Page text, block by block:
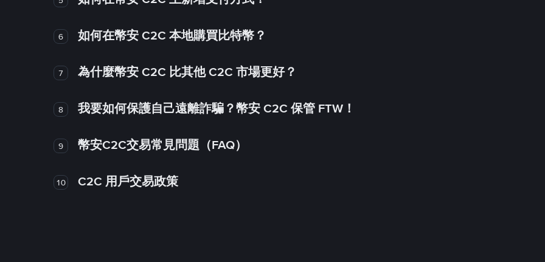
6 如何在幣安 C2C 本地購買比特幣？
7 為什麼幣安 C2C 比其他 C2C 市場更好？
8 我要如何保護自己遠離詐騙？幣安 C2C 保管 FTW！
9 幣安C2C交易常見問題（FAQ）
10 C2C 用戶交易政策